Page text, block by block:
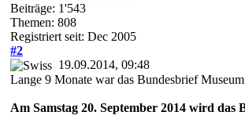
Beiträge: 1'543
Themen: 808
Registriert seit: Dec 2005
#2
19.09.2014, 09:48
Lange 9 Monate war das Bundesbrief
Am Samstag 20. September 2014 wird